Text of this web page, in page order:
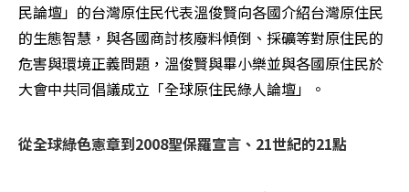
民論壇」的台灣原住民代表溫俊賢向各國介紹台灣原住民
的生態智慧，與各國商討核廢料傾倒、採礦等對原住民的
危害與環境正義問題，溫俊賢與畢小樂並與各國原住民於
大會中共同倡議成立「全球原住民綠人論壇」。
從全球綠色憲章到2008聖保羅宣言、21世紀的21點